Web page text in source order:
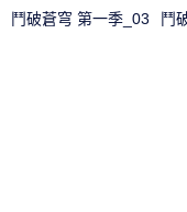
鬥破蒼穹 第一季_03 鬥